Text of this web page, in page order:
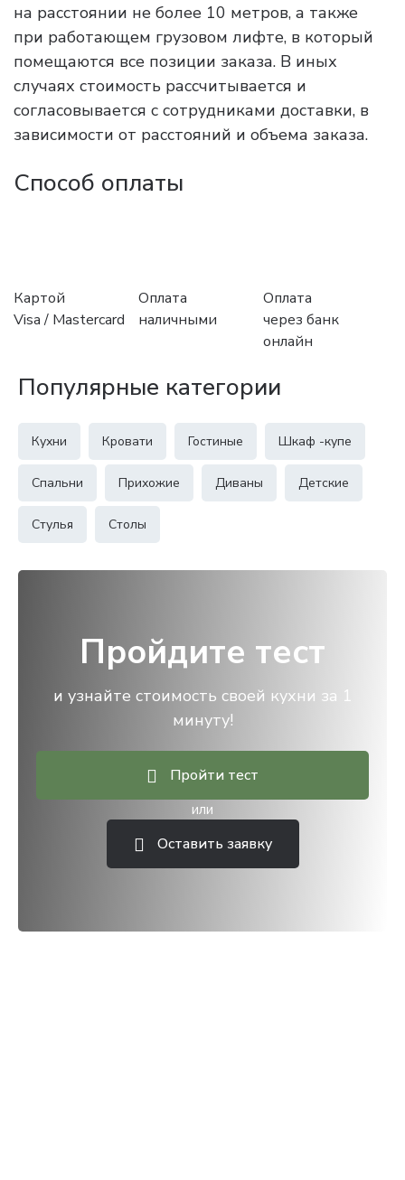
на расстоянии не более 10 метров, а также
при работающем грузовом лифте, в который
помещаются все позиции заказа. В иных
случаях стоимость рассчитывается и
согласовывается с сотрудниками доставки, в
зависимости от расстояний и объема заказа.
Способ оплаты
Картой
Visa / Mastercard
Оплата
наличными
Оплата
через банк
онлайн
Популярные категории
Кухни Кровати Гостиные Шкаф -купе
Спальни Прихожие Диваны Детские
Стулья Столы
Пройдите тест
и узнайте стоимость своей кухни за 1
минуту!
Пройти тест
или
Оставить заявку